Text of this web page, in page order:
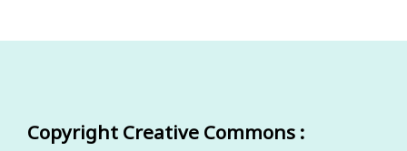
Copyright Creative Commons :